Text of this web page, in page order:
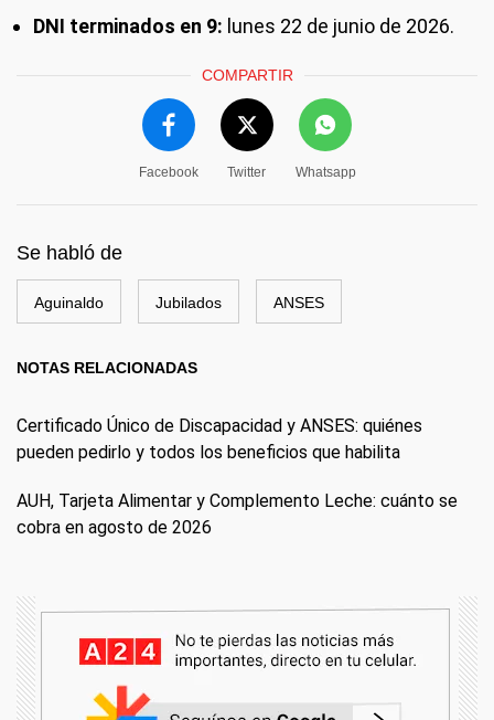
DNI terminados en 9: lunes 22 de junio de 2026.
COMPARTIR
Facebook Twitter Whatsapp
Se habló de
Aguinaldo Jubilados ANSES
NOTAS RELACIONADAS
Certificado Único de Discapacidad y ANSES: quiénes
pueden pedirlo y todos los beneficios que habilita
AUH, Tarjeta Alimentar y Complemento Leche: cuánto se
cobra en agosto de 2026